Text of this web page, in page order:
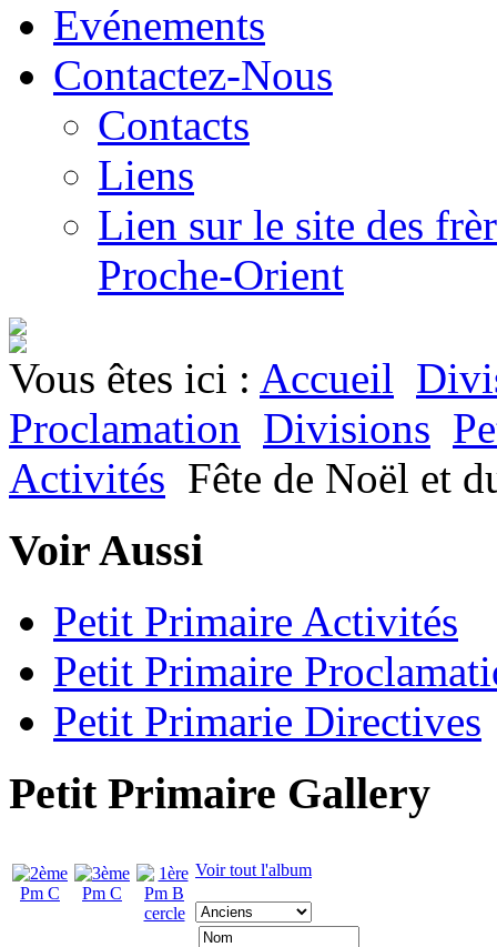
Evénements
Contactez-Nous
Contacts
Liens
Lien sur le site des
Proche-Orient
Vous êtes ici : Accueil
Proclamation Divisions
Activités Fête de Noël et
Voir Aussi
Petit Primaire Activités
Petit Primaire
Petit Primarie Directives
Petit Primaire Gallery
Voir tout l'album